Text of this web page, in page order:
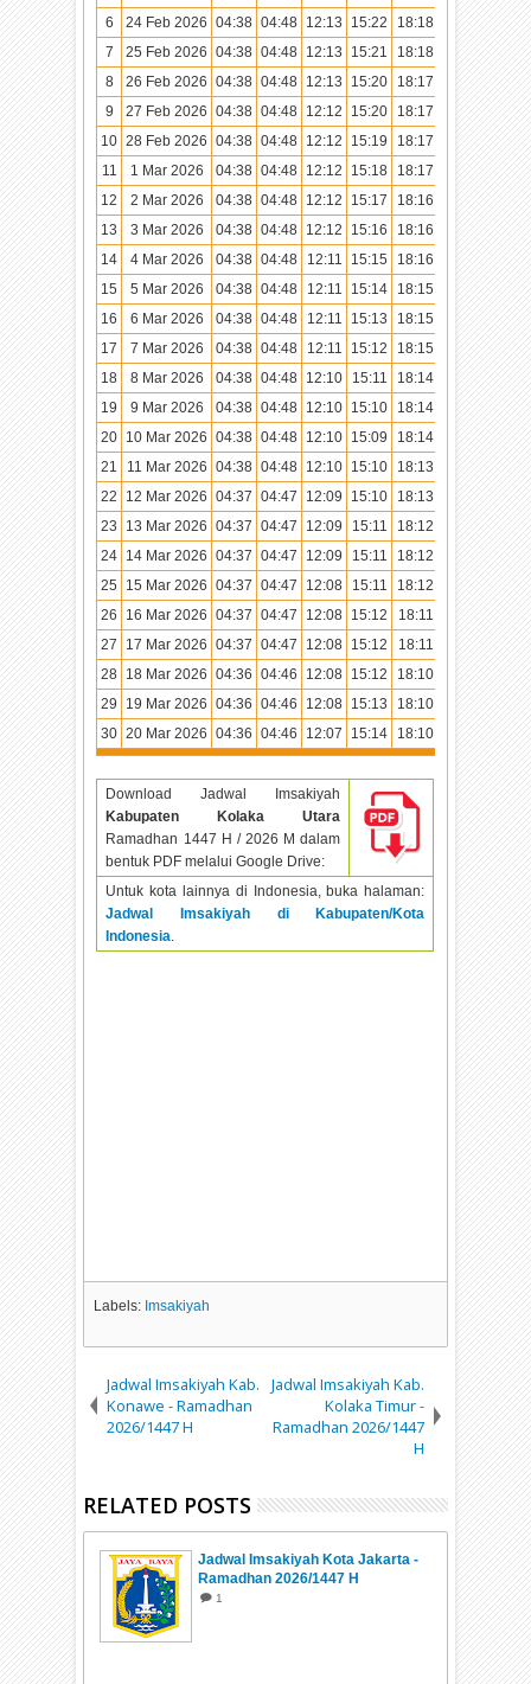
6
24 Feb 2026 04:38 04:48 12:13 15:22 18:18
19:27
7
25 Feb 2026 04:38 04:48 12:13 15:21 18:18
19:27
8
26 Feb 2026 04:38 04:48 12:13 15:20 18:17
19:26
9
27 Feb 2026 04:38 04:48 12:12 15:20 18:17
19:26
10 28 Feb 2026 04:38 04:48 12:12 15:19 18:17
19:26
11
1 Mar 2026 04:38 04:48 12:12 15:18 18:17
19:25
12
2 Mar 2026 04:38 04:48 12:12 15:17 18:16
19:25
13
3 Mar 2026 04:38 04:48 12:12 15:16 18:16
19:25
14
4 Mar 2026 04:38 04:48 12:11 15:15 18:16
19:24
15
5 Mar 2026 04:38 04:48 12:11 15:14 18:15
19:24
16
6 Mar 2026 04:38 04:48 12:11 15:13 18:15
19:23
17
7 Mar 2026 04:38 04:48 12:11 15:12 18:15
19:23
18
8 Mar 2026 04:38 04:48 12:10 15:11 18:14
19:23
19
9 Mar 2026 04:38 04:48 12:10 15:10 18:14
19:22
20 10 Mar 2026 04:38 04:48 12:10 15:09 18:14
19:22
21
11 Mar 2026 04:38 04:48 12:10 15:10 18:13
19:21
22
12 Mar 2026 04:37 04:47 12:09 15:10 18:13
19:21
23
13 Mar 2026 04:37 04:47 12:09 15:11 18:12
19:21
24 14 Mar 2026 04:37 04:47 12:09 15:11 18:12
19:20
25
15 Mar 2026 04:37 04:47 12:08 15:11 18:12
19:20
26
16 Mar 2026 04:37 04:47 12:08 15:12 18:11
19:19
27
17 Mar 2026 04:37 04:47 12:08 15:12 18:11
19:19
28 18 Mar 2026 04:36 04:46 12:08 15:12 18:10
19:19
29
19 Mar 2026 04:36 04:46 12:08 15:13 18:10
19:19
30 20 Mar 2026 04:36 04:46 12:07 15:14 18:10 19:18
Download Jadwal Imsakiyah
Kabupaten Kolaka Utara
Ramadhan 1447 H / 2026 M dalam
bentuk PDF melalui Google Drive:
Untuk kota lainnya di Indonesia, buka halaman:
Jadwal Imsakiyah di Kabupaten/Kota
Indonesia
Labels: Imsakiyah
Jadwal Imsakiyah Kab.
Konawe - Ramadhan
2026/1447 H
Jadwal Imsakiyah Kab.
Kolaka Timur -
Ramadhan 2026/1447
H
RELATED POSTS
Jadwal Imsakiyah Kota Jakarta -
Ramadhan 2026/1447 H
1